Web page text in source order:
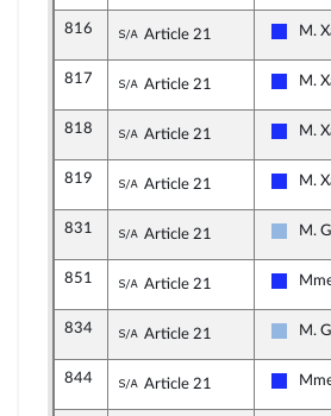
816 Sous-amendement
Article 21 Les
M.
817 Sous-amendement
Article 21 Les
M.
818 Sous-amendement
Article 21 Les
M.
819 Sous-amendement
Article 21 Les
M.
831 Sous-amendement
Article 21 UDI et
M.
851 Sous-amendement
Article 21 Les
834 Sous-amendement
Article 21 UDI et
M.
844 Sous-amendement
Article 21 Les